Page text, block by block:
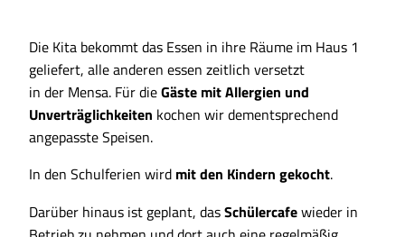
Die Kita bekommt das Essen in ihre Räume im Haus 1
geliefert, alle anderen essen zeitlich versetzt
in der Mensa. Für dieGäste mit Allergien und
Unverträglichkeiten kochen wir dementsprechend
angepasste Speisen.
In den Schulferien wird mit den Kindern gekocht.
Darüber hinaus ist geplant, dasSchülercafewieder in